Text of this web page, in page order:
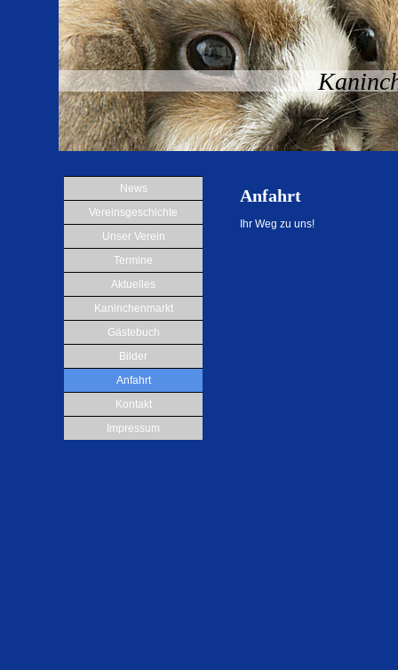
News
Vereinsgeschichte
Unser Verein
Termine
Aktuelles
Kaninchenmarkt
Gästebuch
Bilder
Anfahrt
Kontakt
Impressum
Anfahrt
Ihr Weg zu uns!